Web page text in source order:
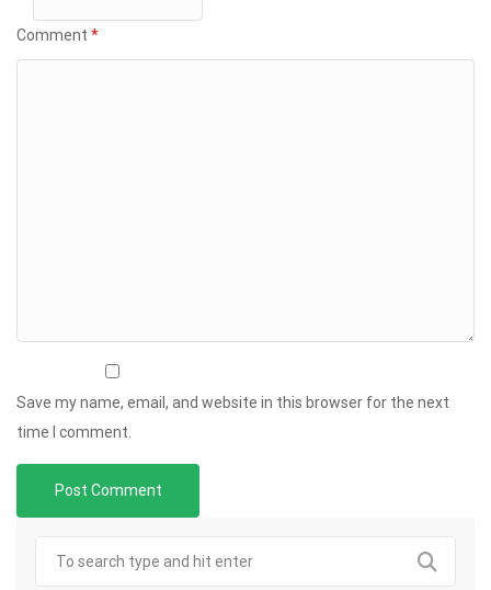
Comment *
Save my name, email, and website in this browser for the next
time I comment.